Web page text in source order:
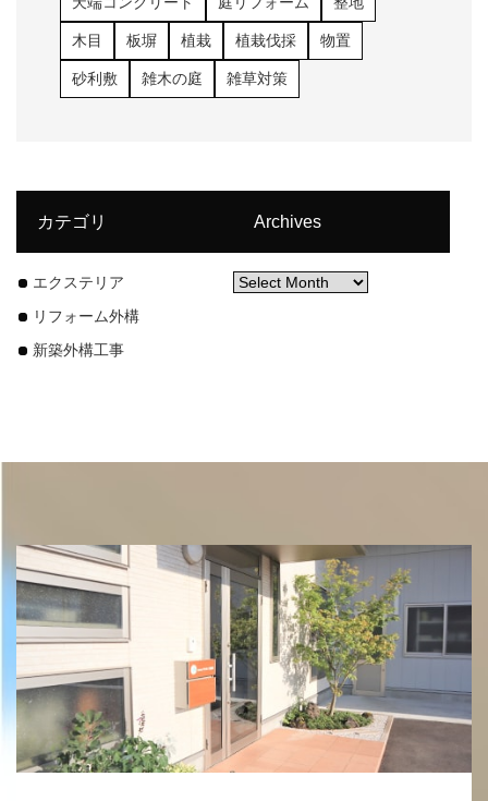
木目 板塀 植栽 植栽伐採 物置
砂利敷 雑木の庭 雑草対策
カテゴリ
エクステリア
リフォーム外構
新築外構工事
Archives